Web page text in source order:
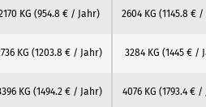
KG (954.8 € / Jahr) 2604 KG (1145.8 € /
KG (1203.8 € / Jahr) 3284 KG (1445 € /
KG (1494.2 € / Jahr) 4076 KG (1793.4 € /